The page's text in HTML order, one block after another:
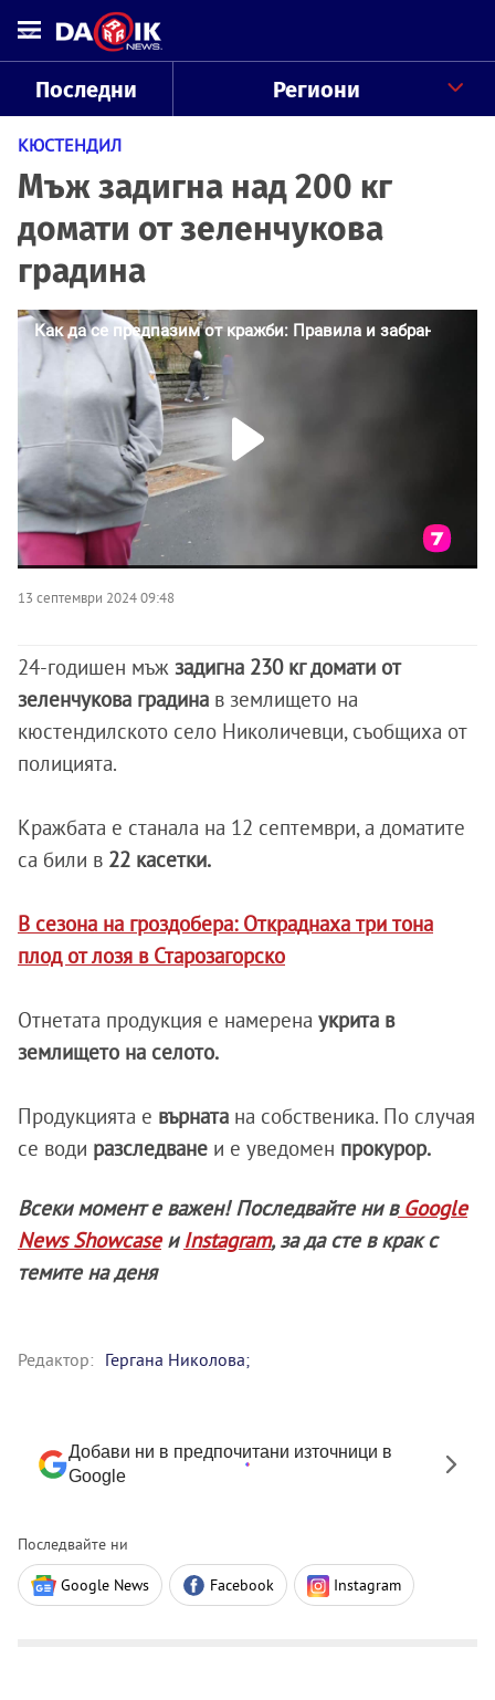
Последни Региони
КЮСТЕНДИЛ
Мъж задигна над 200 кг
домати от зеленчукова
градина
13 септември 2024 09:48
24-годишен мъж задигна 230 кг домати от
зеленчукова градина в землището на
кюстендилското село Николичевци, съобщиха от
полицията.
Кражбата е станала на 12 септември, а доматите
са били в 22 касетки.
В сезона на гроздобера: Откраднаха три тона
плод от лозя в Старозагорско
Отнетата продукция е намерена укрита в
землището на селото.
Продукцията е върната на собственика. По случая
се води разследване и е уведомен прокурор.
Всеки момент е важен! Последвайте ни вGoogle
News Showcaseи Instagram, за да сте в крак с
темите на деня
Редактор: Гергана Николова;
Добави ни в предпочитани източници в
Google
Последвайте ни
Google News Facebook Instagram